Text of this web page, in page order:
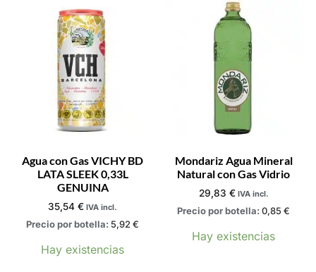
Agua con Gas VICHY BD
LATA SLEEK 0,33L
GENUINA
35,54 € IVA incl.
Precio por botella: 5,92 €
Hay existencias
Mondariz Agua Mineral
Natural con Gas Vidrio
29,83 € IVA incl.
Precio por botella: 0,85 €
Hay existencias